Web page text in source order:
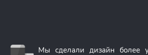
Мы сделали дизайн более